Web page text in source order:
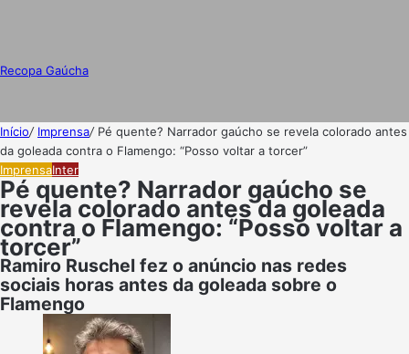
Recopa Gaúcha
Início/ Imprensa/ Pé quente? Narrador gaúcho se revela colorado antes
da goleada contra o Flamengo: “Posso voltar a torcer”
ImprensaInter
Pé quente? Narrador gaúcho se
revela colorado antes da goleada
contra o Flamengo: “Posso voltar a
torcer”
Ramiro Ruschel fez o anúncio nas redes
sociais horas antes da goleada sobre o
Flamengo